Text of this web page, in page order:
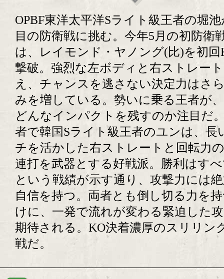
OPBF東洋太平洋Sライト級王者の堀
目の防衛戦に挑む。今年5月の初防衛
は、レイモンド・ヤノング(比)を初回
撃破。強烈な左ボディと右ストレー
え、チャンスを逃さない決定力はさ
みを増している。勢いに乗る王者が
どんなインパクトを残すのか注目だ
者で韓国Sライト級王者のユンは、長
チを活かした右ストレートと回転力
連打を武器とする好戦派。勝利はす
という戦績が示す通り、攻撃力には
自信を持つ。両者とも倒し切る力を
けに、一発で流れが変わる緊迫した
期待される。KO決着濃厚のスリリン
戦だ。